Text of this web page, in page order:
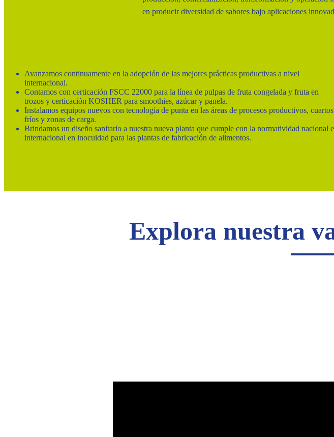
en producir diversidad de sabores bajo aplicaciones
Avanzamos continuamente en la adopción de las mejores prácticas productivas a nivel
internacional.
Contamos con certicación FSCC 22000 para la línea de pulpas de fruta congelada y fruta en
trozos y certicación KOSHER para smoothies, azúcar y panela.
Instalamos equipos nuevos con tecnología de punta en las áreas de procesos productivos, cuartos
fríos y zonas de carga.
Brindamos un diseño sanitario a nuestra nueva planta que cumple con la normatividad nacional e
internacional en inocuidad para las plantas de fabricación de alimentos.
Explora nuestra